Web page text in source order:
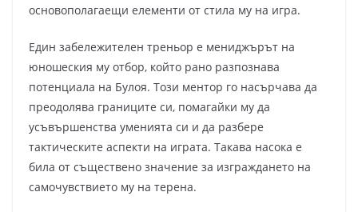
основополагаещи елементи от стила му на игра.
Един забележителен треньор е мениджърът на
юношеския му отбор, който рано разпознава
потенциала на Булоя. Този ментор го насърчава да
преодолява границите си, помагайки му да
усъвършенства уменията си и да разбере
тактическите аспекти на играта. Такава насока е
била от съществено значение за изграждането на
самочувствието му на терена.